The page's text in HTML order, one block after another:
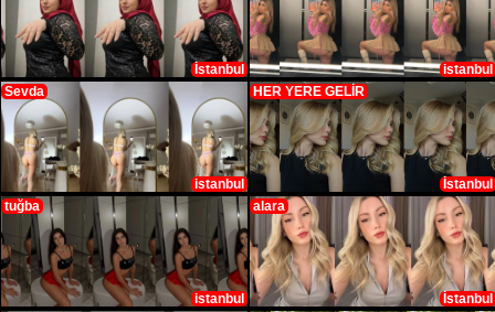
İstanbul
istanbul
Sevda
istanbul
HER YERE GELİR
İstanbul
tuğba
istanbul
alara
İstanbul